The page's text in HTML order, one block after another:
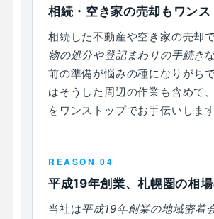
相続・空き家の売却もワン
相続した不動産や空き家の売却で
物の処分や登記まわりの手続き
前の準備が悩みの種になりがち
はそうした周辺の作業も含めて
をワンストップでお手伝いします
REASON 04
平成19年創業、札幌圏の相
当社は平成19年創業の地域密着